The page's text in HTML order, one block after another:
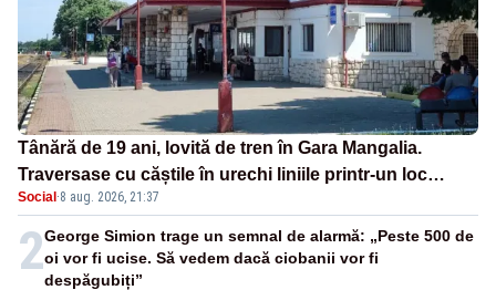
Tânără de 19 ani, lovită de tren în Gara Mangalia.
Traversase cu căștile în urechi liniile printr-un loc
nepermis
Social·8 aug. 2026, 21:37
2George Simion trage un semnal de alarmă: „Peste 500 de
oi vor fi ucise. Să vedem dacă ciobanii vor fi
despăgubiți”